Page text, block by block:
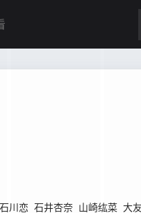
石川恋 石井杏奈 山崎纮菜 大